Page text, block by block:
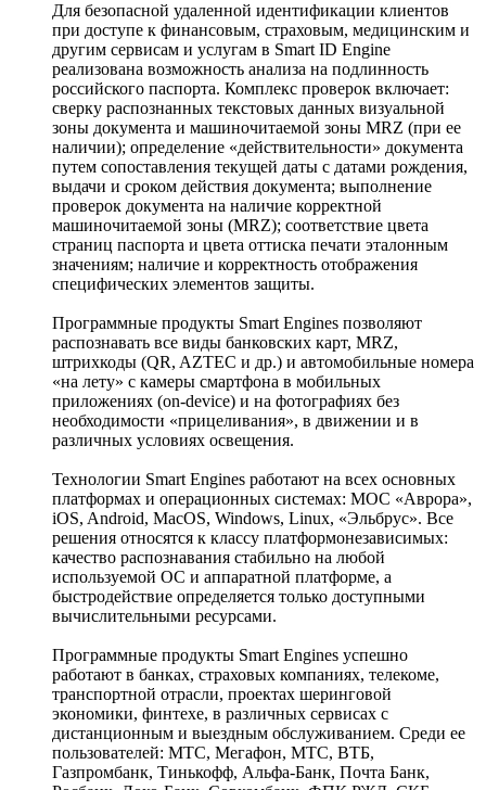
Для безопасной удаленной идентификации клиентов
при доступе к финансовым, страховым, медицинским и
другим сервисам и услугам в Smart ID Engine
реализована возможность анализа на подлинность
российского паспорта. Комплекс проверок включает:
сверку распознанных текстовых данных визуальной
зоны документа и машиночитаемой зоны MRZ (при ее
наличии); определение «действительности» документа
путем сопоставления текущей даты с датами рождения,
выдачи и сроком действия документа; выполнение
проверок документа на наличие корректной
машиночитаемой зоны (MRZ); соответствие цвета
страниц паспорта и цвета оттиска печати эталонным
значениям; наличие и корректность отображения
специфических элементов защиты.
Программные продукты Smart Engines позволяют
распознавать все виды банковских карт, MRZ,
штрихкоды (QR, AZTEC и др.) и автомобильные номера
«на лету» с камеры смартфона в мобильных
приложениях (on-device) и на фотографиях без
необходимости «прицеливания», в движении и в
различных условиях освещения.
Технологии Smart Engines работают на всех основных
платформах и операционных системах: МОС «Аврора»,
iOS, Android, MacOS, Windows, Linux, «Эльбрус». Все
решения относятся к классу платформонезависимых:
качество распознавания стабильно на любой
используемой ОС и аппаратной платформе, а
быстродействие определяется только доступными
вычислительными ресурсами.
Программные продукты Smart Engines успешно
работают в банках, страховых компаниях, телекоме,
транспортной отрасли, проектах шеринговой
экономики, финтехе, в различных сервисах с
дистанционным и выездным обслуживанием. Среди ее
пользователей: МТС, Мегафон, МТС, ВТБ,
Газпромбанк, Тинькофф, Альфа-Банк, Почта Банк,